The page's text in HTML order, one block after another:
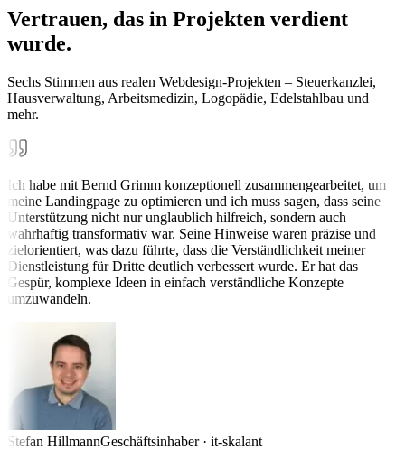
Vertrauen, das in Projekten verdient
wurde.
Sechs Stimmen aus realen Webdesign-Projekten – Steuerkanzlei,
Hausverwaltung, Arbeitsmedizin, Logopädie, Edelstahlbau und
mehr.
Ich habe mit Bernd Grimm konzeptionell zusammengearbeitet, um
meine Landingpage zu optimieren und ich muss sagen, dass seine
Unterstützung nicht nur unglaublich hilfreich, sondern auch
wahrhaftig transformativ war. Seine Hinweise waren präzise und
zielorientiert, was dazu führte, dass die Verständlichkeit meiner
Dienstleistung für Dritte deutlich verbessert wurde. Er hat das
Gespür, komplexe Ideen in einfach verständliche Konzepte
umzuwandeln.
Stefan HillmannGeschäftsinhaber· it-skalant